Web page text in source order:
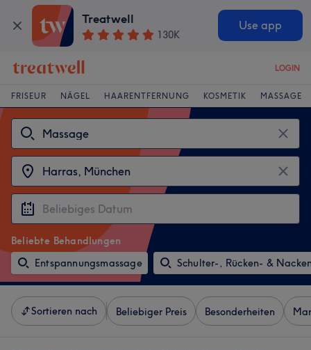
Treatwell
130K
Use app
LOGIN
FRISEUR NÄGEL HAARENTFERNUNG KOSMETIK MASSAGE
Beliebte Behandlungen
Entspannungsmassage
Schulter-, Rücken- &
Sortieren nach Beliebiger Preis Besonderheiten